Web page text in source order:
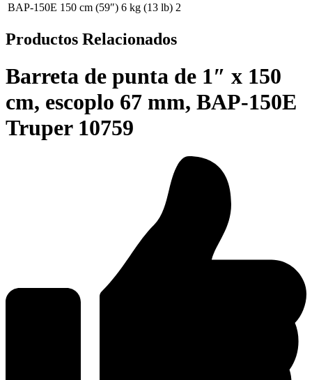
BAP-150E 150 cm (59″) 6 kg (13 lb) 2
Productos Relacionados
Barreta de punta de 1″ x 150
cm, escoplo 67 mm, BAP-150E
Truper 10759